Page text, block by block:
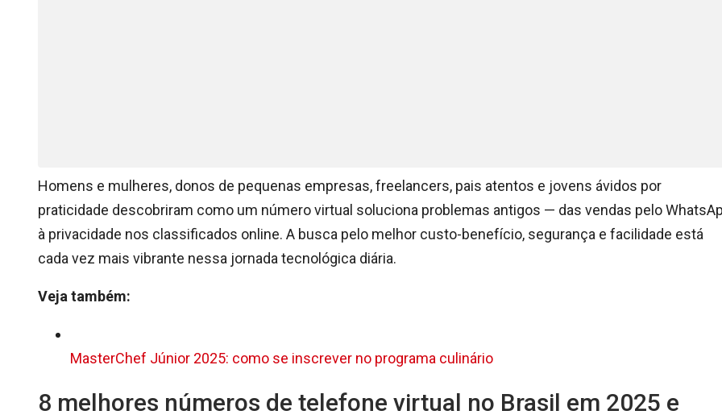
Homens e mulheres, donos de pequenas empresas, freelancers, pais atentos e jovens ávidos por
praticidade descobriram como um número virtual soluciona problemas antigos — das vendas pelo
à privacidade nos classificados online. A busca pelo melhor custo-benefício, segurança e facilidade está
cada vez mais vibrante nessa jornada tecnológica diária.
Veja também:
MasterChef Júnior 2025: como se inscrever no programa culinário
8 melhores números de telefone virtual no Brasil em 2025 e